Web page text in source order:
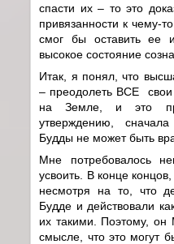
спасти их – то это
привязанности к чему-
смог бы оставить ее
высокое состояние
Итак, я понял, что
– преодолеть ВСЕ свои
на Земле, и это
утверждению,
Будды не может быть
Мне потребовалось
усвоить. В конце
несмотря на то, что
Будде и действовали
их такими. Поэтому,
смысле, что это могут